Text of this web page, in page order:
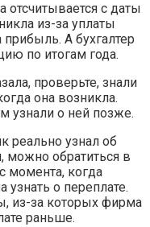
отсчитывается с даты
из-за уплаты
А бухгалтер
по итогам года.
проверьте, знали
она возникла.
узнали о ней позже.
реально узнал об
можно обратиться в
момента, когда
о переплате.
из-за которых фирма
раньше.